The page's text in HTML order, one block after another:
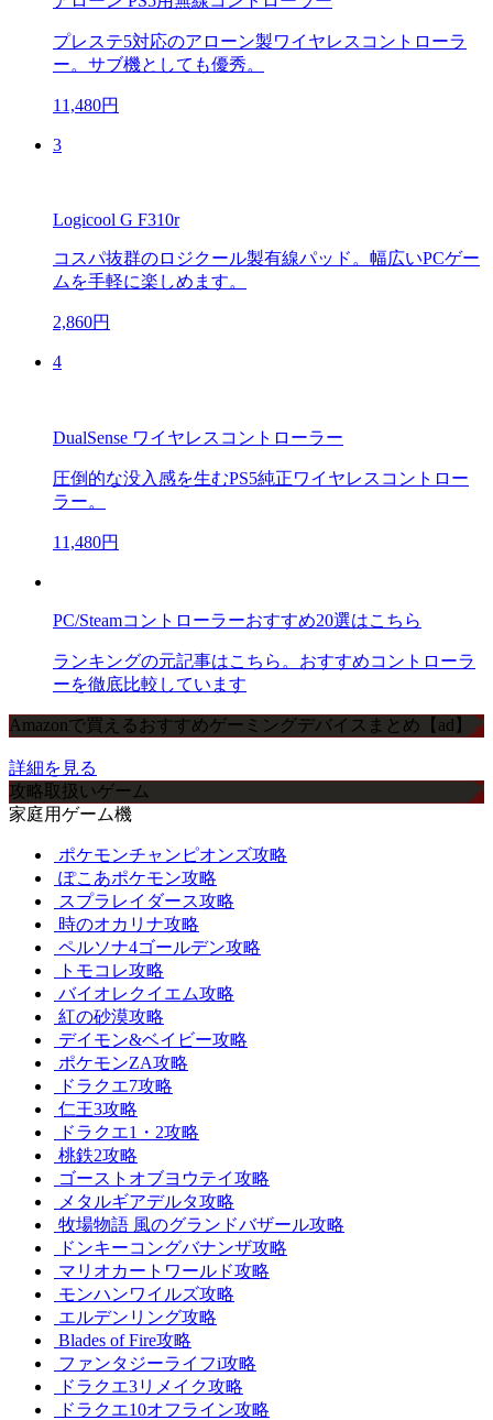
プレステ5対応のアローン製ワイヤレスコントローラ
ー。サブ機としても優秀。
11,480円
3
Logicool G F310r
コスパ抜群のロジクール製有線パッド。幅広いPCゲー
ムを手軽に楽しめます。
2,860円
4
DualSense ワイヤレスコントローラー
圧倒的な没入感を生むPS5純正ワイヤレスコントロー
ラー。
11,480円
PC/Steamコントローラーおすすめ20選はこちら
ランキングの元記事はこちら。おすすめコントローラ
ーを徹底比較しています
Amazonで買えるおすすめゲーミングデバイスまとめ【ad】
詳細を見る
攻略取扱いゲーム
家庭用ゲーム機
ポケモンチャンピオンズ攻略
ぽこあポケモン攻略
スプラレイダース攻略
時のオカリナ攻略
ペルソナ4ゴールデン攻略
トモコレ攻略
バイオレクイエム攻略
紅の砂漠攻略
デイモン&ベイビー攻略
ポケモンZA攻略
ドラクエ7攻略
仁王3攻略
ドラクエ1・2攻略
桃鉄2攻略
ゴーストオブヨウテイ攻略
メタルギアデルタ攻略
牧場物語 風のグランドバザール攻略
ドンキーコングバナンザ攻略
マリオカートワールド攻略
モンハンワイルズ攻略
エルデンリング攻略
Blades of Fire攻略
ファンタジーライフi攻略
ドラクエ3リメイク攻略
ドラクエ10オフライン攻略